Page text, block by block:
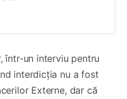
într-un interviu pentru
interdicția nu a fost
Externe, dar că